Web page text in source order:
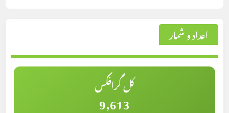
اعداد و شمار
کل گرافکس
9,613